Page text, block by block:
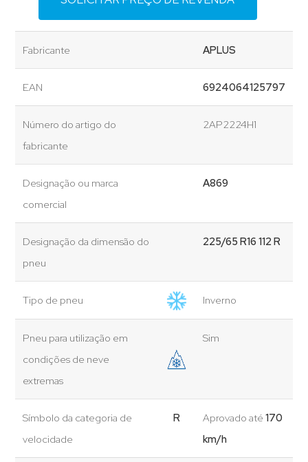
Fabricante APLUS
EAN 6924064125797
Número do artigo do
fabricante
2AP2224H1
Designação ou marca
comercial
A869
Designação da dimensão do
pneu
225/65 R16 112 R
Tipo de pneu Inverno
Pneu para utilização em
condições de neve
extremas
Sim
Símbolo da categoria de
velocidade
R Aprovado até 170
km/h